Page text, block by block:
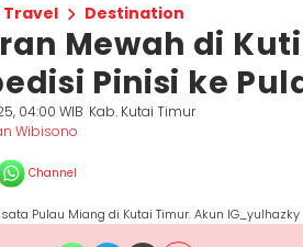
Travel Destination
Mewah di
Pinisi ke
04:00 WIB Kab. Kutai Timur
Wibisono
Channel
Pulau Miang di Kutai Timur. Akun IG_yulhazky